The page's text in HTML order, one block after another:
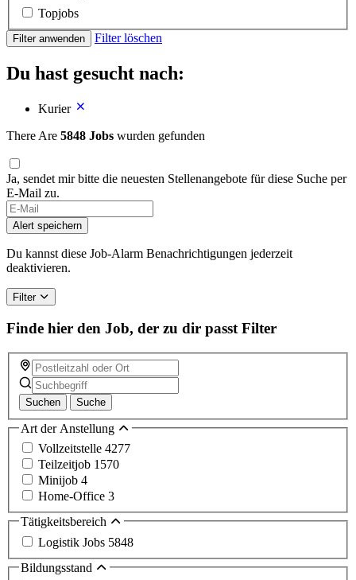
Topjobs
Filter anwenden Filter löschen
Du hast gesucht nach:
Kurier
There Are 5848 Jobs wurden gefunden
Ja, sendet mir bitte die neuesten Stellenangebote für diese Suche per
E-Mail zu.
Alert speichern
Du kannst diese Job-Alarm Benachrichtigungen jederzeit
deaktivieren.
Filter
Finde hier den Job, der zu dir passt Filter
Suchen Suche
Art der Anstellung
Vollzeitstelle 4277
Teilzeitjob 1570
Minijob 4
Home-Office 3
Tätigkeitsbereich
Logistik Jobs 5848
Bildungsstand